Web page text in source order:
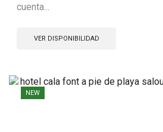
cuenta...
VER DISPONIBILIDAD
NEW